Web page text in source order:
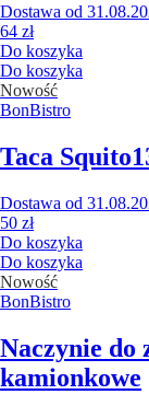
Dostawa od
64 zł
Do koszyka
Do koszyka
Nowość
BonBistro
Taca Squito
Dostawa od
50 zł
Do koszyka
Do koszyka
Nowość
BonBistro
Naczynie do
kamionkowe